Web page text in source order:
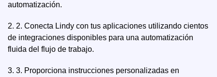
automatización.
2. 2. Conecta Lindy con tus aplicaciones utilizando cientos
de integraciones disponibles para una automatización
fluida del flujo de trabajo.
3. 3. Proporciona instrucciones personalizadas en